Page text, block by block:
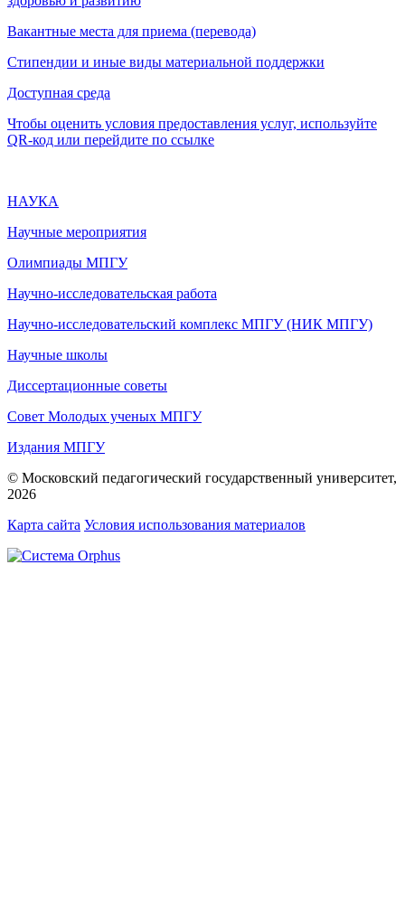
Вакантные места для приема (перевода)
Стипендии и иные виды материальной поддержки
Доступная среда
Чтобы оценить условия предоставления услуг, используйте
QR-код или перейдите по ссылке
НАУКА
Научные мероприятия
Олимпиады МПГУ
Научно-исследовательская работа
Научно-исследовательский комплекс МПГУ (НИК МПГУ)
Научные школы
Диссертационные советы
Совет Молодых ученых МПГУ
Издания МПГУ
© Московский педагогический государственный университет,
2026
Карта сайта Условия использования материалов